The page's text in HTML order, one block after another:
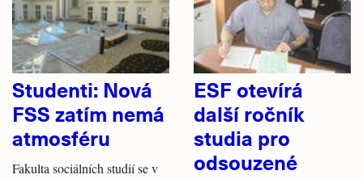
Studenti: Nová
FSS zatím nemá
atmosféru
Fakulta sociálních studií se v
ESF otevírá
další ročník
studia pro
odsouzené